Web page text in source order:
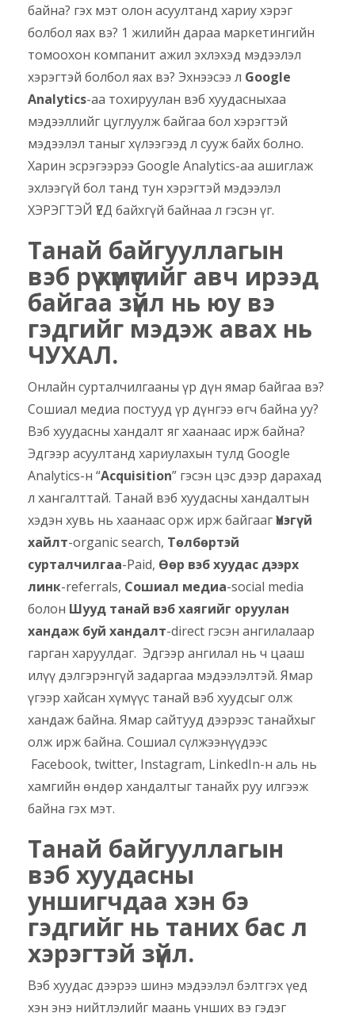
байна? гэх мэт олон асуултанд хариу хэрэг
болбол яах вэ? 1 жилийн дараа маркетингийн
томоохон компанит ажил эхлэхэд мэдээлэл
хэрэгтэй болбол яах вэ? Эхнээсээ л Google
Analytics-аа тохируулан вэб хуудасныхаа
мэдээллийг цуглуулж байгаа бол хэрэгтэй
мэдээлэл таныг хүлээгээд л сууж байх болно.
Харин эсрэгээрээ Google Analytics-аа ашиглаж
эхлээгүй бол танд тун хэрэгтэй мэдээлэл
ХЭРЭГТЭЙ ҮЕД байхгүй байнаа л гэсэн үг.
Танай байгууллагын
вэб рүү хүмүүсийг авч ирээд
байгаа зүйл нь юу вэ
гэдгийг мэдэж авах нь
ЧУХАЛ.
Онлайн сурталчилгааны үр дүн ямар байгаа вэ?
Сошиал медиа постууд үр дүнгээ өгч байна уу?
Вэб хуудасны хандалт яг хаанаас ирж байна?
Эдгээр асуултанд хариулахын тулд Google
Analytics-н “Acquisition” гэсэн цэс дээр дарахад
л хангалттай. Танай вэб хуудасны хандалтын
хэдэн хувь нь хаанаас орж ирж байгаагҮнэгүй
хайлт-organic search, Төлбөртэй
сурталчилгаа-Paid, Өөр вэб хуудас дээрх
линк-referrals, Сошиал медиа-social media
болон Шууд танай вэб хаягийг оруулан
хандаж буй хандалт-direct гэсэн ангилалаар
гарган харуулдаг. Эдгээр ангилал нь ч цааш
илүү дэлгэрэнгүй задаргаа мэдээлэлтэй. Ямар
үгээр хайсан хүмүүс танай вэб хуудсыг олж
хандаж байна. Ямар сайтууд дээрээс танайхыг
олж ирж байна. Сошиал сүлжээнүүдээс
Facebook, twitter, Instagram, LinkedIn-н аль нь
хамгийн өндөр хандалтыг танайх руу илгээж
байна гэх мэт.
Танай байгууллагын
вэб хуудасны
уншигчдаа хэн бэ
гэдгийг нь таних бас л
хэрэгтэй зүйл.
Вэб хуудас дээрээ шинэ мэдээлэл бэлтгэх үед
хэн энэ нийтлэлийг маань унших вэ гэдэг